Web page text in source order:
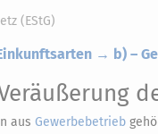
(EStG)
→ b) –
aus Gewerbebetrieb